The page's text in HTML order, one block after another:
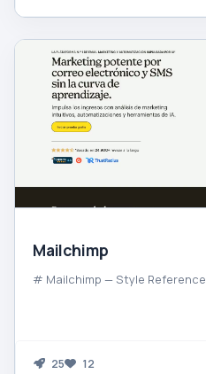
Mailchimp
# Mailchimp — Style Reference
25 12